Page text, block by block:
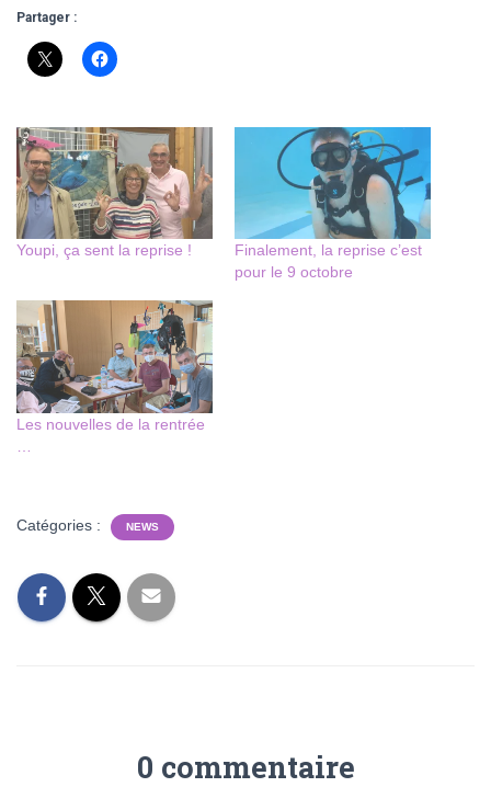
Partager :
Youpi, ça sent la reprise !
Finalement, la reprise c’est
pour le 9 octobre
Les nouvelles de la rentrée
Catégories : NEWS
0 commentaire